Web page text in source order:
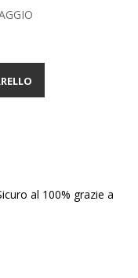
al 100% grazie a